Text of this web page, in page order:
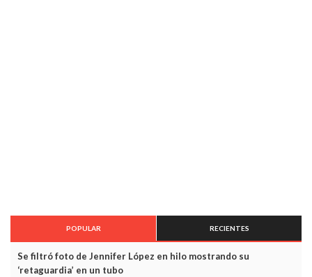
POPULAR RECIENTES
Se filtró foto de Jennifer López en hilo mostrando su
‘retaguardia’ en un tubo